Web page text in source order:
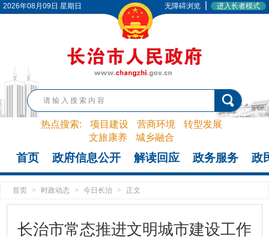
2026年08月09日 星期日 无障碍浏览 进入长者模式
热点搜索: 项目建设 营商环境
转型发展
文旅康养
城乡融合
首页 政府信息公开 解读回应 政务服务 政
首页 > 时政动态 > 今日长治 > 正文
长治市常态推进文明城市建设工作